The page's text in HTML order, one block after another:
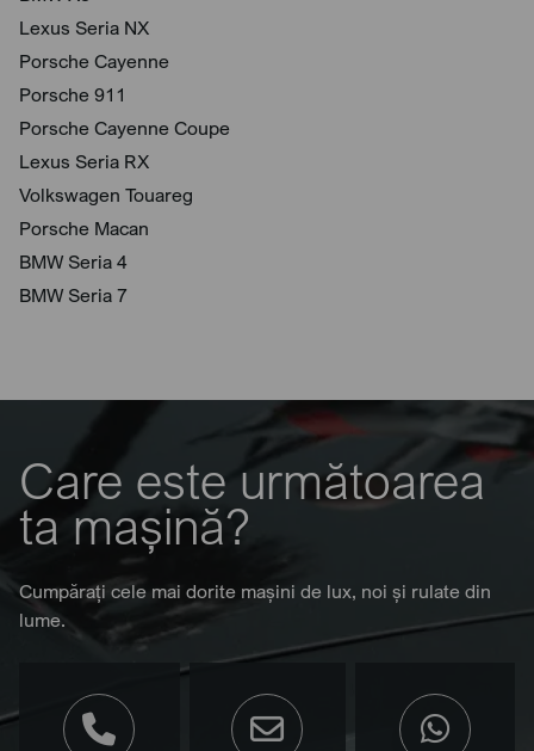
Lexus Seria NX
Porsche Cayenne
Porsche 911
Porsche Cayenne Coupe
Lexus Seria RX
Volkswagen Touareg
Porsche Macan
BMW Seria 4
BMW Seria 7
Care este următoarea
ta mașină?
Cumpărați cele mai dorite mașini de lux, noi și rulate din
lume.